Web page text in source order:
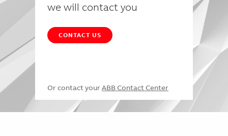
we will contact you
CONTACT US
Or contact your ABB Contact Center